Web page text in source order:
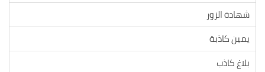
شهادة الزور
يمين كاذبة
بلاغ كاذب